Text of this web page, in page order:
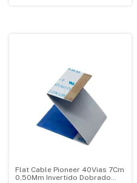
Flat Cable Pioneer 40Vias 7Cm
0,50Mm Invertido Dobrado